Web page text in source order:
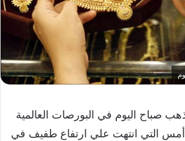
صباح اليوم في البورصات العالمية
أمس التي انتهت علي ارتفاع طفيف في